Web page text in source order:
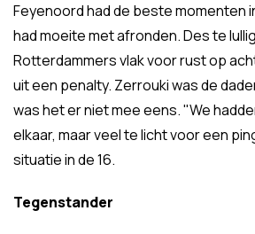
Feyenoord had de beste momenten
had moeite met afronden. Des te
Rotterdammers vlak voor rust op
uit een penalty. Zerrouki was de
was het er niet mee eens. "We
elkaar, maar veel te licht voor een
situatie in de 16.
Tegenstander